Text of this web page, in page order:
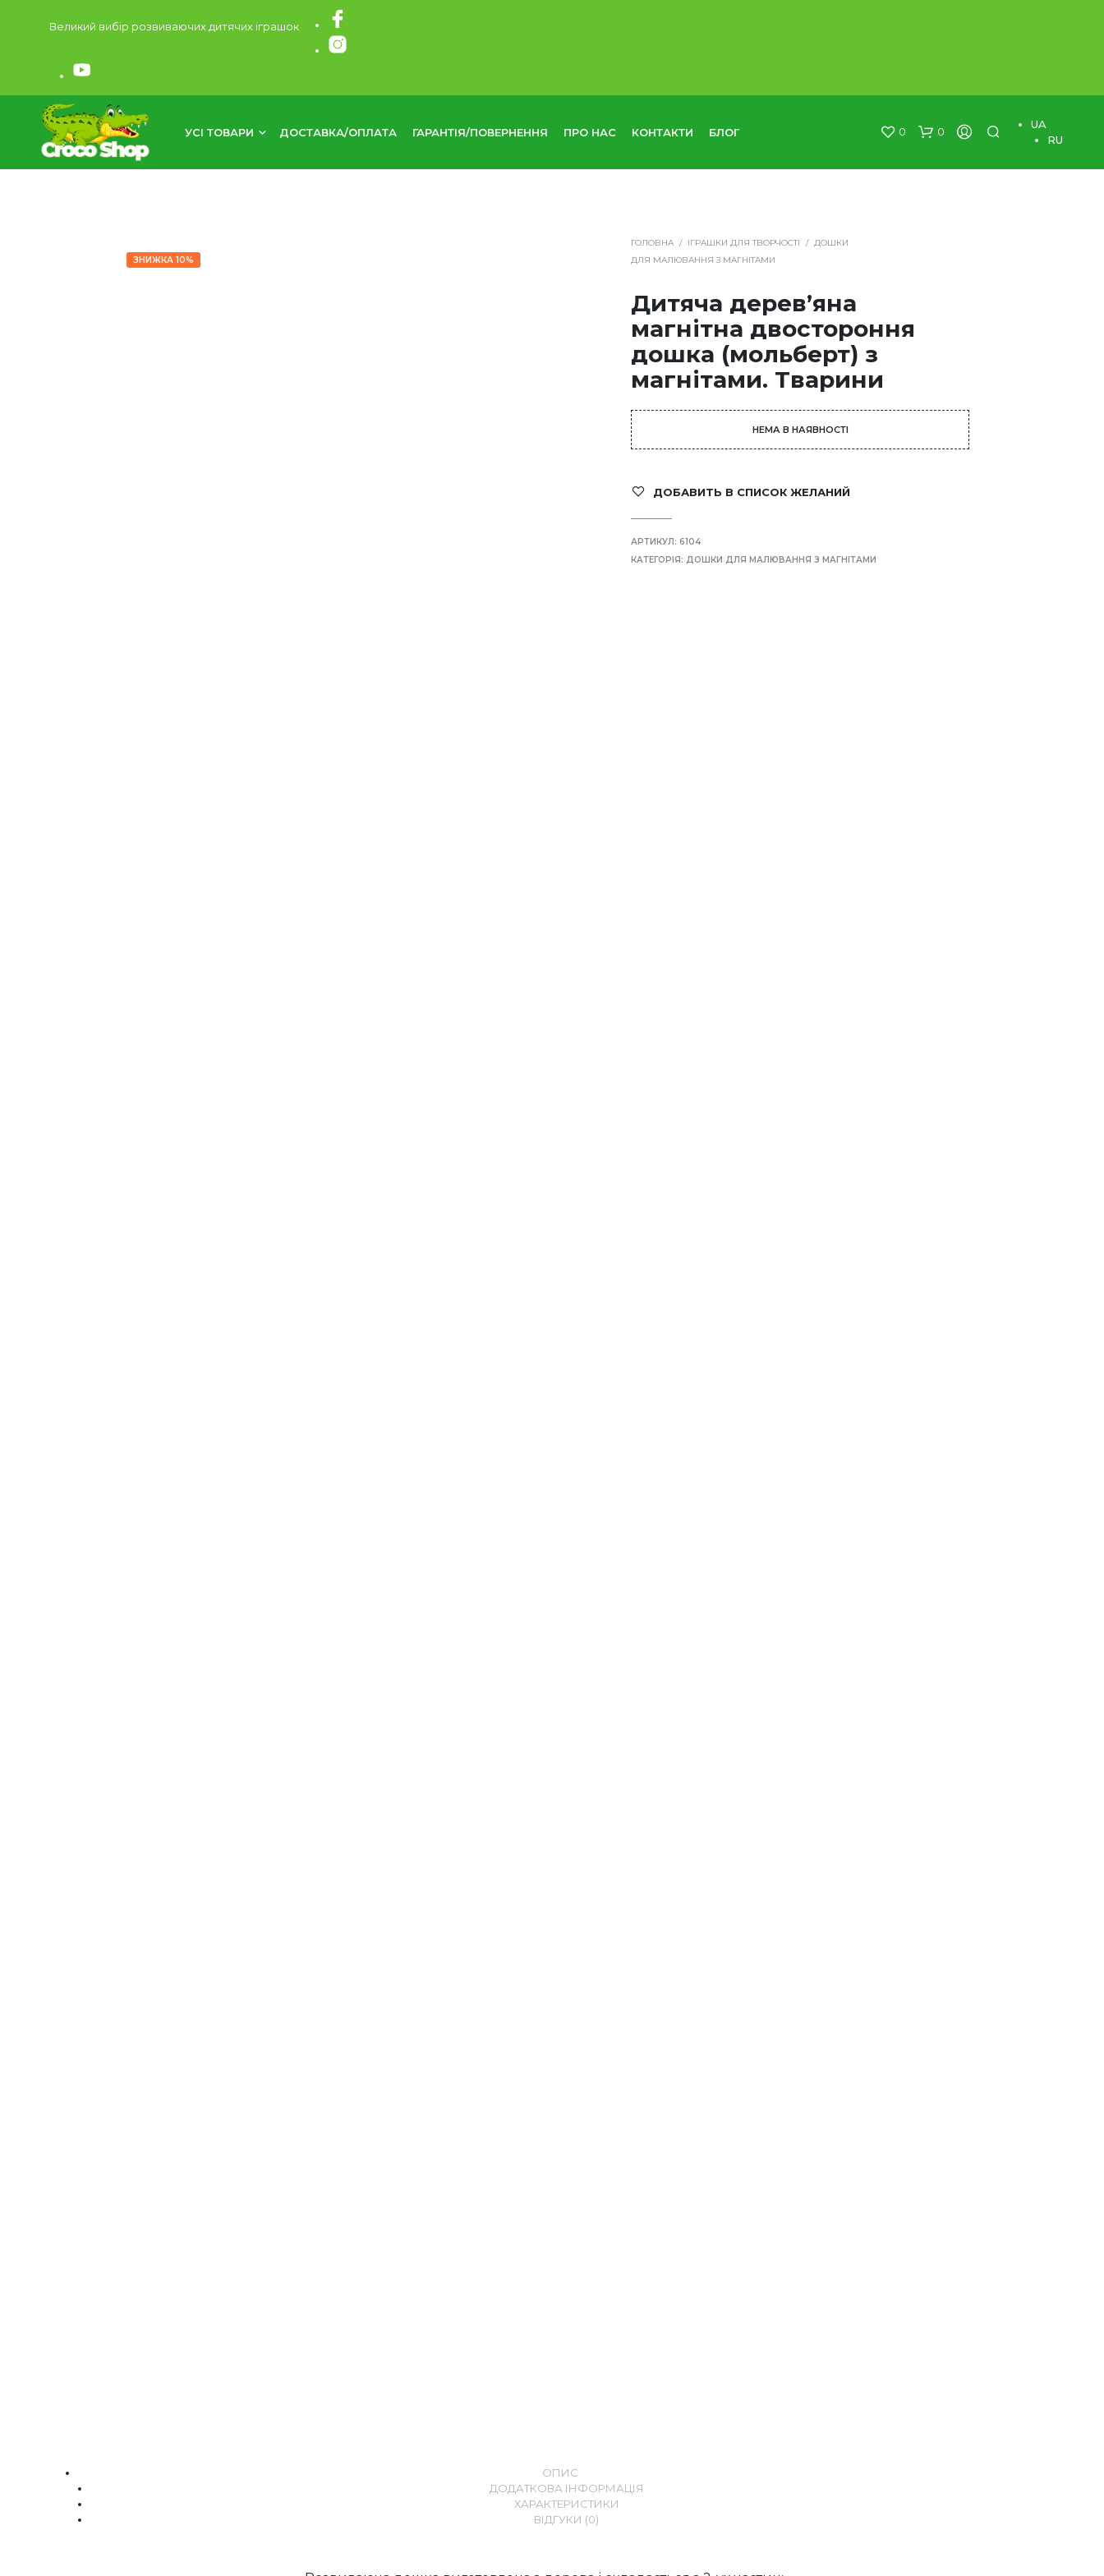
Великий вибір розвиваючих дитячих іграшок
УСІ ТОВАРИ ДОСТАВКА/ОПЛАТА ГАРАНТІЯ/ПОВЕРНЕННЯ ПРО НАС КОНТАКТИ БЛОГ 0 0
UA
RU
ЗНИЖКА 10%
ГОЛОВНА / ІГРАШКИ ДЛЯ ТВОРЧОСТІ / ДОШКИ
ДЛЯ МАЛЮВАННЯ З МАГНІТАМИ
Дитяча дерев’яна
магнітна двостороння
дошка (мольберт) з
магнітами. Тварини
НЕМА В НАЯВНОСТІ
ДОБАВИТЬ В СПИСОК ЖЕЛАНИЙ
АРТИКУЛ:6104
КАТЕГОРІЯ:ДОШКИ ДЛЯ МАЛЮВАННЯ З МАГНІТАМИ
ОПИС
ДОДАТКОВА ІНФОРМАЦІЯ
ХАРАКТЕРИСТИКИ
ВІДГУКИ (0)